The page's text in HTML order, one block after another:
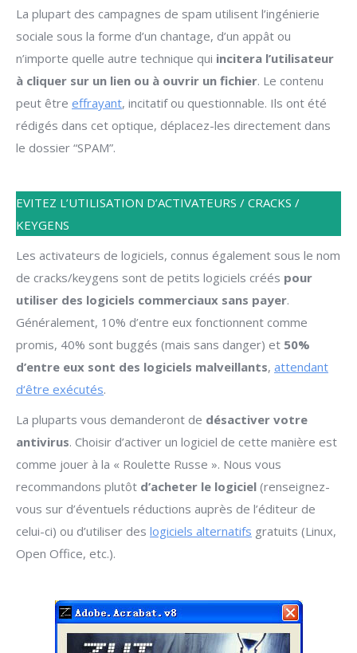
La plupart des campagnes de spam utilisent l’ingénierie
sociale sous la forme d’un chantage, d’un appât ou
n’importe quelle autre technique qui incitera l’utilisateur
à cliquer sur un lien ou à ouvrir un fichier. Le contenu
peut être effrayant, incitatif ou questionnable. Ils ont été
rédigés dans cet optique, déplacez-les directement dans
le dossier “SPAM”.
EVITEZ L’UTILISATION D’ACTIVATEURS / CRACKS /
KEYGENS
Les activateurs de logiciels, connus également sous le nom
de cracks/keygens sont de petits logiciels créés pour
utiliser des logiciels commerciaux sans payer.
Généralement, 10% d’entre eux fonctionnent comme
promis, 40% sont buggés (mais sans danger) et 50%
d’entre eux sont des logiciels malveillants, attendant
d‘être exécutés.
La pluparts vous demanderont de désactiver votre
antivirus. Choisir d’activer un logiciel de cette manière est
comme jouer à la « Roulette Russe ». Nous vous
recommandons plutôt d’acheter le logiciel (renseignez-
vous sur d’éventuels réductions auprès de l’éditeur de
celui-ci) ou d’utiliser des logiciels alternatifs gratuits (Linux,
Open Office, etc.).